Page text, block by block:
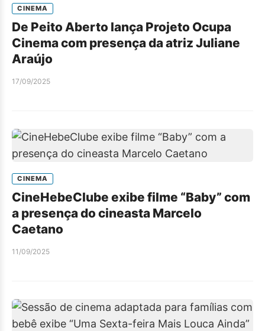
CINEMA
De Peito Aberto lança Projeto Ocupa
Cinema com presença da atriz Juliane
Araújo
17/09/2025
CINEMA
CineHebeClube exibe filme “Baby” com
a presença do cineasta Marcelo
Caetano
11/09/2025